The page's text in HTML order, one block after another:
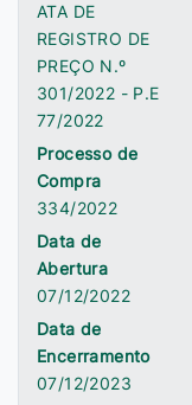
ATA DE
REGISTRO DE
PREÇO N.º
301/2022 - P.E
77/2022
Processo de
Compra
334/2022
Data de
Abertura
07/12/2022
Data de
Encerramento
07/12/2023